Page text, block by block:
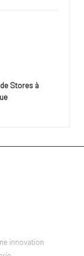
Stores à
innovation